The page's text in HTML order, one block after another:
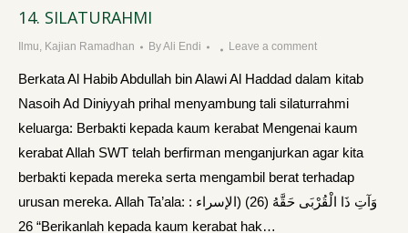
14. SILATURAHMI
Ilmu, Kajian Ramadhan ByAli Endi Leave a comment
Berkata Al Habib Abdullah bin Alawi Al Haddad dalam kitab
Nasoih Ad Diniyyah prihal menyambung tali silaturrahmi
keluarga: Berbakti kepada kaum kerabat Mengenai kaum
kerabat Allah SWT telah berfirman menganjurkan agar kita
berbakti kepada mereka serta mengambil berat terhadap
urusan mereka. Allah Ta’ala: وَآتِ ذَا الْقُرْبَى حَقَّهُ (26) (الإسراء :
26 “Berikanlah kepada kaum kerabat hak…